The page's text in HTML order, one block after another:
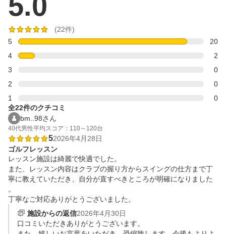
(22件)
5
20
4
2
3
0
2
0
1
0
全22件のクチコミ
bm..98さん
40代男性平均スコア：110～120台
52026年4月28日
ゴルフレッスン
レッスン施設は綺麗で快適でした。
また、レッスン内容はクラブの握り方からスイングの仕方まで丁
寧に教えていただき、自分が直すべきところが明確になりました
。
丁寧なご対応ありがとうございました。
施設からの返信2026年4月30日
口コミいただきありがとうございます。